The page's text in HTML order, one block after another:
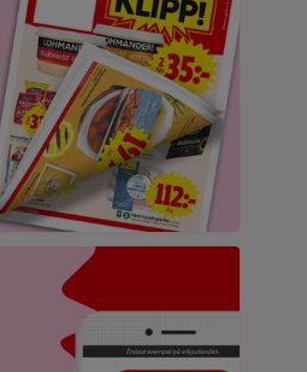
med en lista över